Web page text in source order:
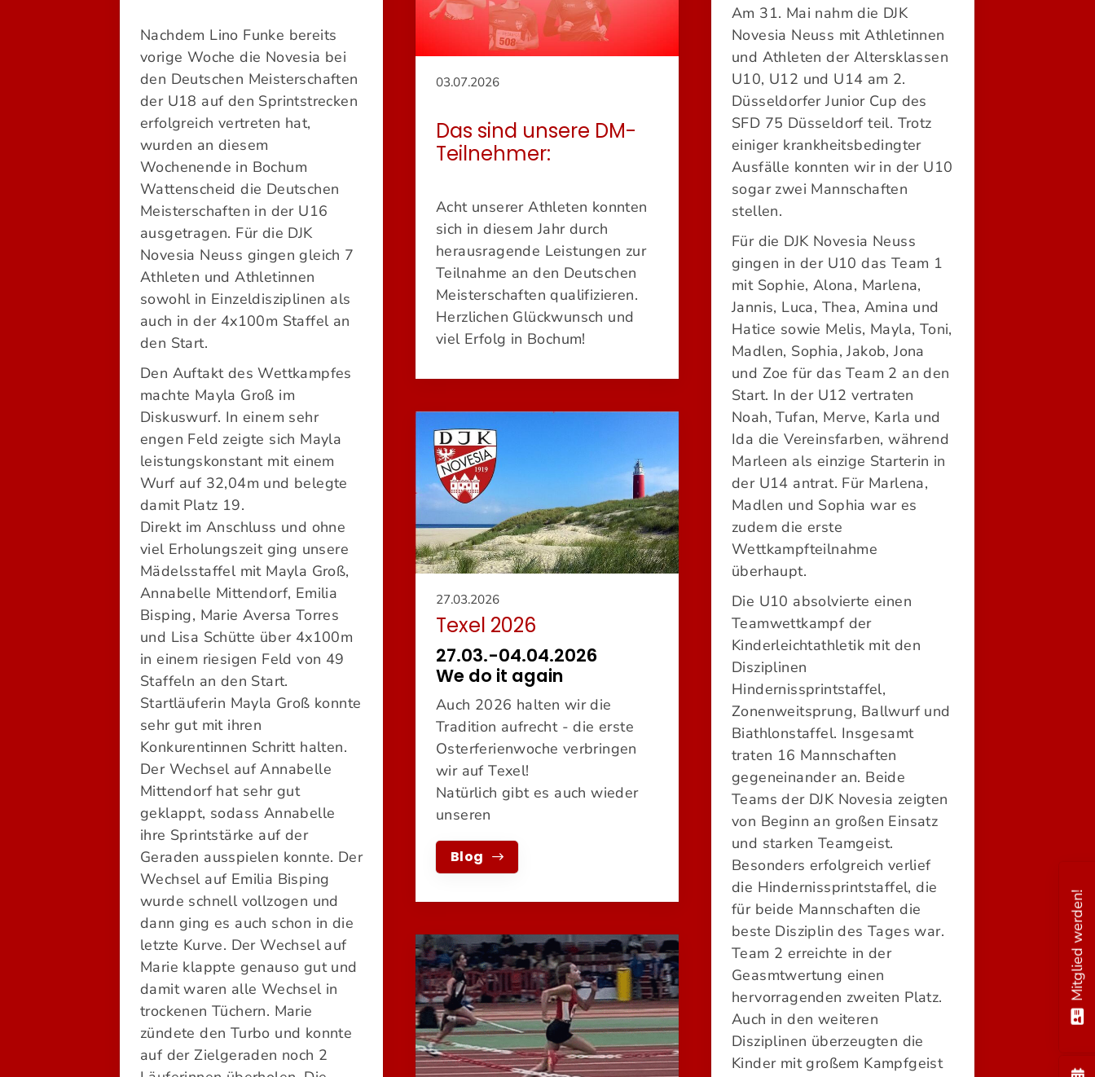
Nachdem Lino Funke bereits
vorige Woche die Novesia bei
den Deutschen Meisterschaften
der U18 auf den Sprintstrecken
erfolgreich vertreten hat,
wurden an diesem
Wochenende in Bochum
Wattenscheid die Deutschen
Meisterschaften in der U16
ausgetragen. Für die DJK
Novesia Neuss gingen gleich 7
Athleten und Athletinnen
sowohl in Einzeldisziplinen als
auch in der 4x100m Staffel an
den Start.
Den Auftakt des Wettkampfes
machte Mayla Groß im
Diskuswurf. In einem sehr
engen Feld zeigte sich Mayla
leistungskonstant mit einem
Wurf auf 32,04m und belegte
damit Platz 19.
Direkt im Anschluss und ohne
viel Erholungszeit ging unsere
Mädelsstaffel mit Mayla Groß,
Annabelle Mittendorf, Emilia
Bisping, Marie Aversa Torres
und Lisa Schütte über 4x100m
in einem riesigen Feld von 49
Staffeln an den Start.
Startläuferin Mayla Groß konnte
sehr gut mit ihren
Konkurentinnen Schritt halten.
Der Wechsel auf Annabelle
Mittendorf hat sehr gut
geklappt, sodass Annabelle
ihre Sprintstärke auf der
Geraden ausspielen konnte. Der
Wechsel auf Emilia Bisping
wurde schnell vollzogen und
dann ging es auch schon in die
letzte Kurve. Der Wechsel auf
Marie klappte genauso gut und
damit waren alle Wechsel in
trockenen Tüchern. Marie
zündete den Turbo und konnte
auf der Zielgeraden noch 2
03.07.2026
Das sind unsere DM-
Teilnehmer:
Acht unserer Athleten konnten
sich in diesem Jahr durch
herausragende Leistungen zur
Teilnahme an den Deutschen
Meisterschaften qualifizieren.
Herzlichen Glückwunsch und
viel Erfolg in Bochum!
Am 31. Mai nahm die DJK
Novesia Neuss mit Athletinnen
und Athleten der Altersklassen
U10, U12 und U14 am 2.
Düsseldorfer Junior Cup des
SFD 75 Düsseldorf teil. Trotz
einiger krankheitsbedingter
Ausfälle konnten wir in der U10
sogar zwei Mannschaften
stellen.
Für die DJK Novesia Neuss
gingen in der U10 das Team 1
mit Sophie, Alona, Marlena,
Jannis, Luca, Thea, Amina und
Hatice sowie Melis, Mayla, Toni,
Madlen, Sophia, Jakob, Jona
und Zoe für das Team 2 an den
Start. In der U12 vertraten
Noah, Tufan, Merve, Karla und
Ida die Vereinsfarben, während
Marleen als einzige Starterin in
der U14 antrat. Für Marlena,
Madlen und Sophia war es
zudem die erste
Wettkampfteilnahme
überhaupt.
Die U10 absolvierte einen
Teamwettkampf der
Kinderleichtathletik mit den
Disziplinen
Hindernissprintstaffel,
Zonenweitsprung, Ballwurf und
Biathlonstaffel. Insgesamt
traten 16 Mannschaften
gegeneinander an. Beide
Teams der DJK Novesia zeigten
von Beginn an großen Einsatz
und starken Teamgeist.
Besonders erfolgreich verlief
die Hindernissprintstaffel, die
für beide Mannschaften die
beste Disziplin des Tages war.
Team 2 erreichte in der
Geasmtwertung einen
hervorragenden zweiten Platz.
Auch in den weiteren
Disziplinen überzeugten die
Kinder mit großem Kampfgeist
27.03.2026
Texel 2026
27.03.-04.04.2026
We do it again
Auch 2026 halten wir die
Tradition aufrecht - die erste
Osterferienwoche verbringen
wir auf Texel!
Natürlich gibt es auch wieder
unseren
Blog
Mitglied werden!